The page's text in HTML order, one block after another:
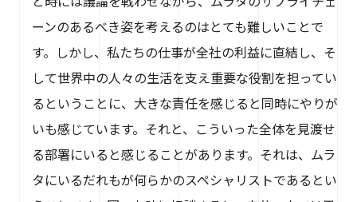
ーンのあるべき姿を考えるのはとても難しいことで
す。しかし、私たちの仕事が全社の利益に直結し、そ
して世界中の人々の生活を支え重要な役割を担ってい
るということに、大きな責任を感じると同時にやりが
いも感じています。それと、こういった全体を見渡せ
る部署にいると感じることがあります。それは、ムラ
タにいるだれもが何らかのスペシャリストであるとい